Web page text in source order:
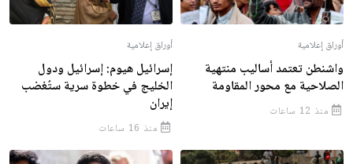
أوراق إعلامية
واشنطن تعتمد أساليب منتهية
الصلاحية مع محور المقاومة
منذ 12 ساعات
أوراق إعلامية
إسرائيل هيوم: إسرائيل ودول
الخليج في خطوة سرية ستُغضب
إيران
منذ 16 ساعات